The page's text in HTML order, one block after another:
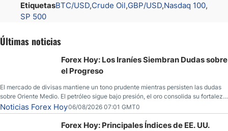
EtiquetasBTC/USD Crude Oil GBP/USD Nasdaq 100
SP 500
Últimas noticias
Forex Hoy: Los Iraníes Siembran Dudas sobre
el Progreso
El mercado de divisas mantiene un tono prudente mientras persisten las dudas
sobre Oriente Medio. El petróleo sigue bajo presión, el oro consolida su fortaleza
y los operadores esperan nuevas referencias económicas desde Estados
Unidos.
Noticias Forex Hoy06/08/2026 07:01 GMT0
Forex Hoy: Principales Índices de EE. UU.